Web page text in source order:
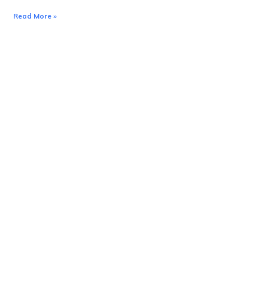
Read More »